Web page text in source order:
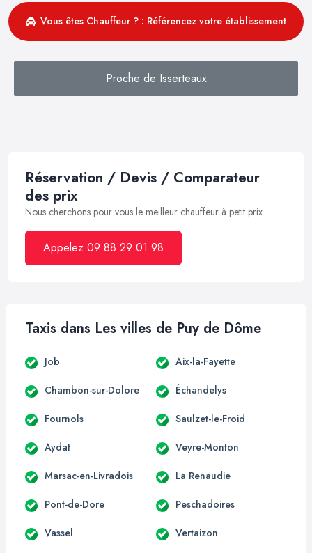
Vous êtes Chauffeur ? : Référencez votre établissement
Proche de Isserteaux
Réservation / Devis / Comparateur
des prix
Nous cherchons pour vous le meilleur chauffeur à petit prix
Appelez 09 88 29 01 98
Taxis dans Les villes de Puy de Dôme
Job Aix-la-Fayette
Chambon-sur-Dolore Échandelys
Fournols Saulzet-le-Froid
Aydat Veyre-Monton
Marsac-en-Livradois La Renaudie
Pont-de-Dore Peschadoires
Vassel Vertaizon